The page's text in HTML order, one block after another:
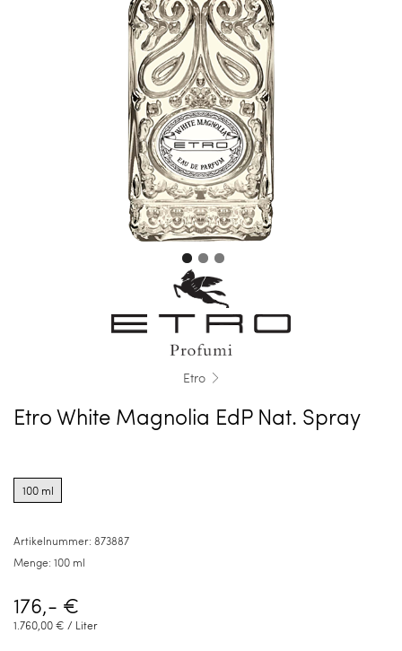
Etro
Etro White Magnolia EdP Nat. Spray
options
for
100 ml
Artikelnummer: 873887
Menge: 100 ml
176,- €
1.760,00 € / Liter